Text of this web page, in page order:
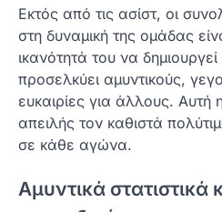
Εκτός από τις ασίστ, οι
στη δυναμική της ομάδας
ικανότητά του να
προσελκύει αμυντικούς,
ευκαιρίες για άλλους. Αυτή
απειλής τον καθιστά
σε κάθε αγώνα.
Αμυντικά στατιστικά